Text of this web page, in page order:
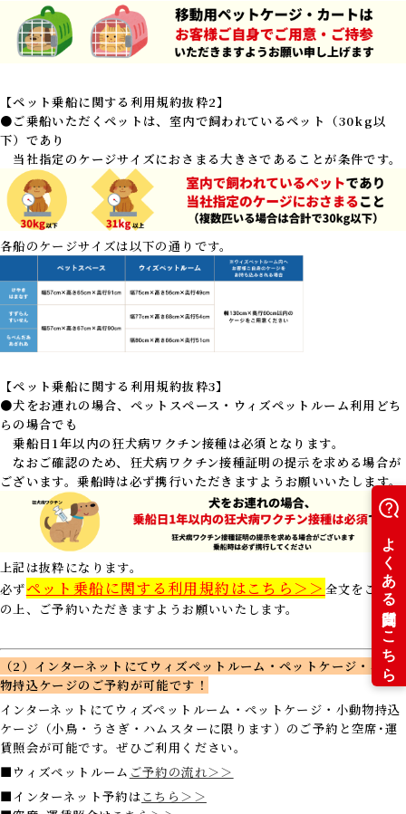
【ペット乗船に関する利用規約抜粋2】
●ご乗船いただくペットは、室内で飼われているペット（30kg以
下）であり
当社指定のケージサイズにおさまる大きさであることが条件です。
各船のケージサイズは以下の通りです。
【ペット乗船に関する利用規約抜粋3】
●犬をお連れの場合、ペットスペース・ウィズペットルーム利用どち
らの場合でも
乗船日1年以内の狂犬病ワクチン接種は必須となります。
なおご確認のため、狂犬病ワクチン接種証明の提示を求める場合が
ございます。乗船時は必ず携行いただきますようお願いいたします。
上記は抜粋になります。
必ずペット乗船に関する利用規約はこちら＞＞ 全文をご確認
の上、ご予約いただきますようお願いいたします。
（2）インターネットにてウィズペットルーム・ペットケージ・小動
物持込ケージのご予約が可能です！
インターネットにてウィズペットルーム・ペットケージ・小動物持込
ケージ（小鳥・うさぎ・ハムスターに限ります）のご予約と空席･運
賃照会が可能です。ぜひご利用ください。
■ウィズペットルーム ご予約の流れ＞＞
■インターネット予約はこちら＞＞